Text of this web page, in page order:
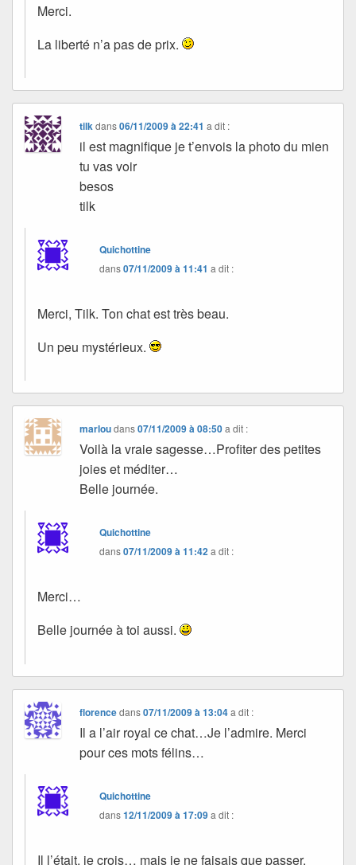
Merci.
La liberté n’a pas de prix.
tilkdans06/11/2009 à 22:41 a dit :
il est magnifique je t’envois la photo du mien
tu vas voir
besos
tilk
Quichottine
dans07/11/2009 à 11:41 a dit :
Merci, Tilk. Ton chat est très beau.
Un peu mystérieux.
marloudans07/11/2009 à 08:50 a dit :
Voilà la vraie sagesse…Profiter des petites
joies et méditer…
Belle journée.
Quichottine
dans07/11/2009 à 11:42a dit :
Merci…
Belle journée à toi aussi.
florencedans07/11/2009 à 13:04 a dit :
Il a l’air royal ce chat…Je l’admire. Merci
pour ces mots félins…
Quichottine
dans12/11/2009 à 17:09a dit :
Il l’était, je crois… mais je ne faisais que passer.